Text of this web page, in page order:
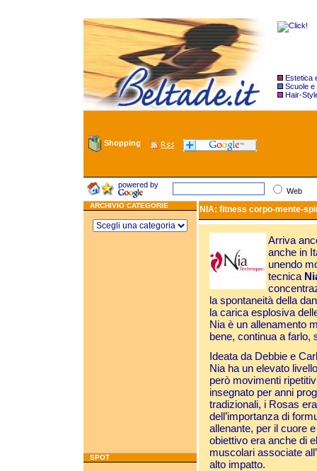
Estetica
Scuole e
Hair-
Shopping
powered by
Web
ARCHIVIO CATEGORIE
SPOT
NIA: fitness corpo-mente-
Arriva
anche in
unendo
tecnica
la spontaneità della
la carica esplosiva
Nia è un allenamento
bene, continua a farlo,
Ideata da Debbie e
Nia ha un elevato
però movimenti
insegnato per anni
tradizionali, i Rosas
dell’importanza di
allenante, per il cuore
obiettivo era anche di
muscolari associate
alto impatto.